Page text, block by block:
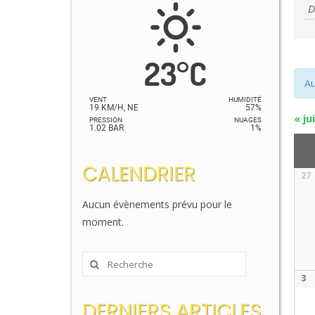
et
«
27
3
23°C
VENT
19 KM/H, NE
PRESSION
1.02 BAR
HUMIDITÉ
57%
NUAGES
1%
CALENDRIER
Aucun évènements prévu pour le
moment.
Rechercher
: